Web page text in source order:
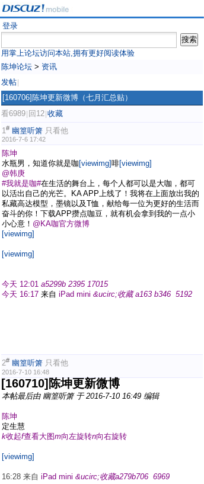
登录
用掌上论坛访问本站,拥有更好阅读体验
陈坤论坛 > 资讯
发帖
[160706]陈坤更新微博（七月汇总贴）
看6989 回12 收藏
1# 幽篁听箫 只看他
2016-7-6 17:42
陈坤
水瓶男，知道你就是咖 [viewimg]啡[viewimg]
@韩庚
#我就是咖#在生活的舞台上，每个人都可以是大咖，都可
以活出自己的光芒。KA APP上线了！我将在上面放出我的
私藏高达模型，墨镜以及T恤，献给每一位为更好的生活而
奋斗的你！下载APP攒点咖豆，就有机会拿到我的一点小
小心意！ @KA咖官方微博
[viewimg]
[viewimg]
今天 12:01 a5299b 2395 17015
今天 16:17 来自 iPad mini &ucirc;收藏 a163 b346 5192
2# 幽篁听箫 只看他
2016-7-10 16:48
[160710]陈坤更新微博
本帖最后由 幽篁听箫 于 2016-7-10 16:49 编辑
陈坤
定生慧
k收起f查看大图m向左旋转n向右旋转
[viewimg]
16:28 来自 iPad mini &ucirc;收藏a279b706 6969